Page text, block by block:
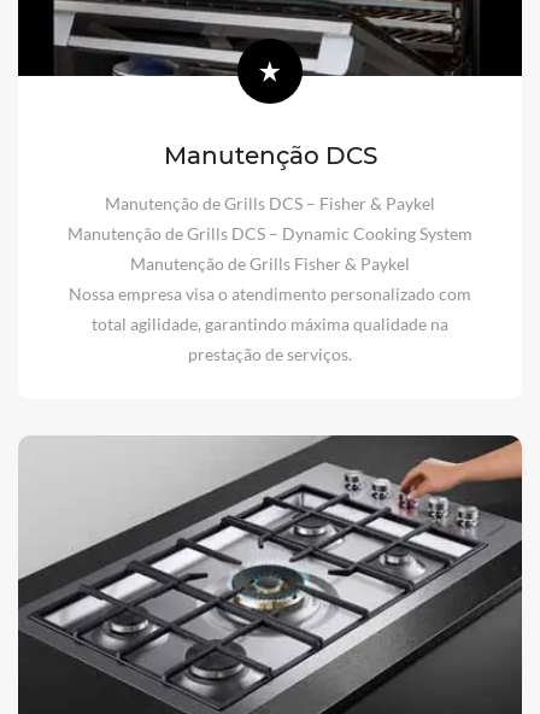
Manutenção DCS
Manutenção de Grills DCS – Fisher & Paykel
Manutenção de Grills DCS – Dynamic Cooking System
Manutenção de Grills Fisher & Paykel
Nossa empresa visa o atendimento personalizado com
total agilidade, garantindo máxima qualidade na
prestação de serviços.